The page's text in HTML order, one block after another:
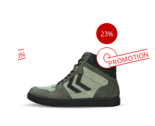
23%
PROMOTION